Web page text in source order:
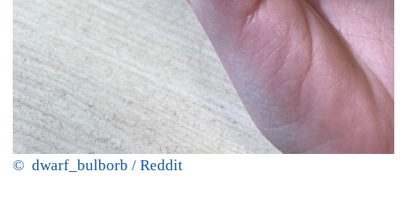
© dwarf_bulborb / Reddit